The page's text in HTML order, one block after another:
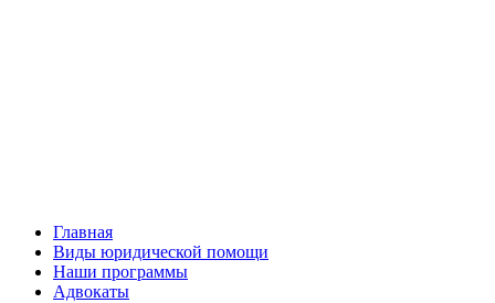
Главная
Виды юридической помощи
Наши программы
Адвокаты